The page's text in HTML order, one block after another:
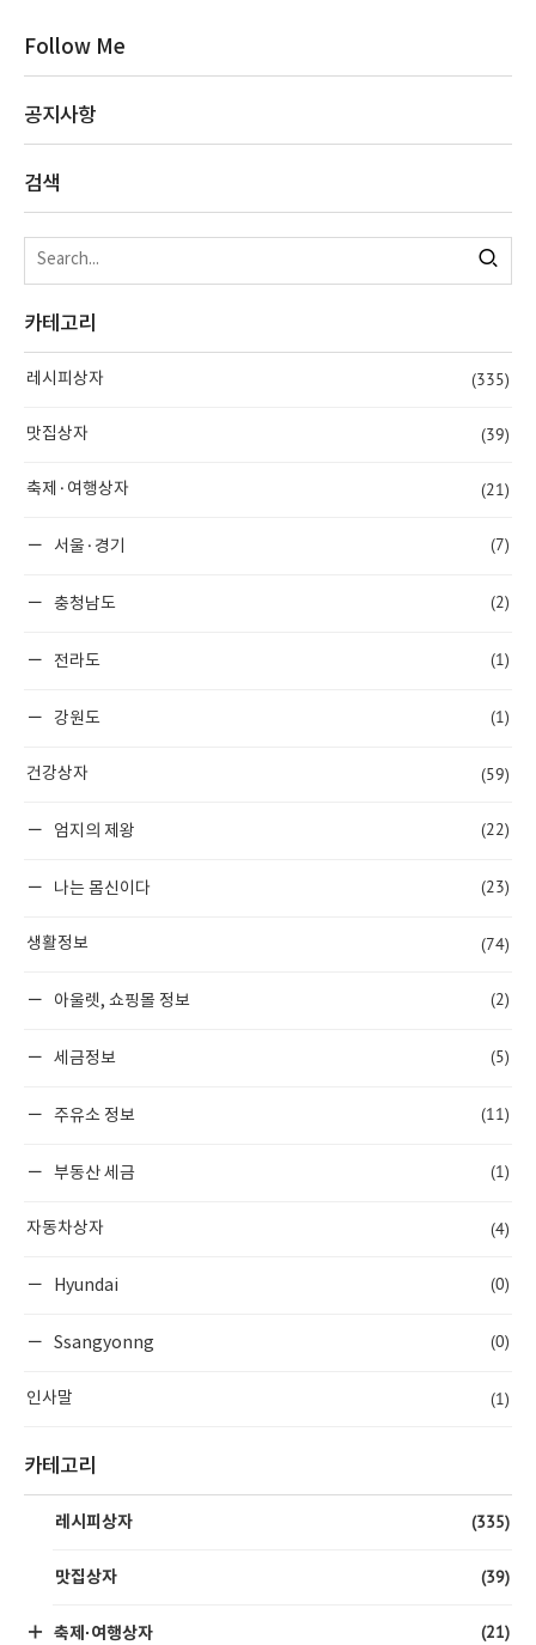
Follow Me
공지사항
검색
카테고리
레시피상자 (335)
맛집상자 (39)
축제·여행상자 (21)
서울·경기 (7)
충청남도 (2)
전라도 (1)
강원도 (1)
건강상자 (59)
엄지의 제왕 (22)
나는 몸신이다 (23)
생활정보 (74)
아울렛, 쇼핑몰 정보 (2)
세금정보 (5)
주유소 정보 (11)
부동산 세금 (1)
자동차상자 (4)
Hyundai (0)
Ssangyonng (0)
인사말 (1)
카테고리
레시피상자 (335)
맛집상자 (39)
축제·여행상자 (21)